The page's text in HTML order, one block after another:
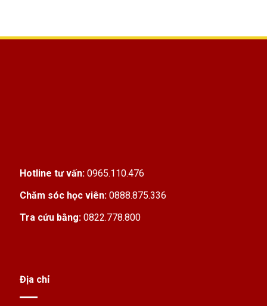
Hotline tư vấn: 0965.110.476
Chăm sóc học viên: 0888.875.336
Tra cứu bằng: 0822.778.800
Địa chỉ